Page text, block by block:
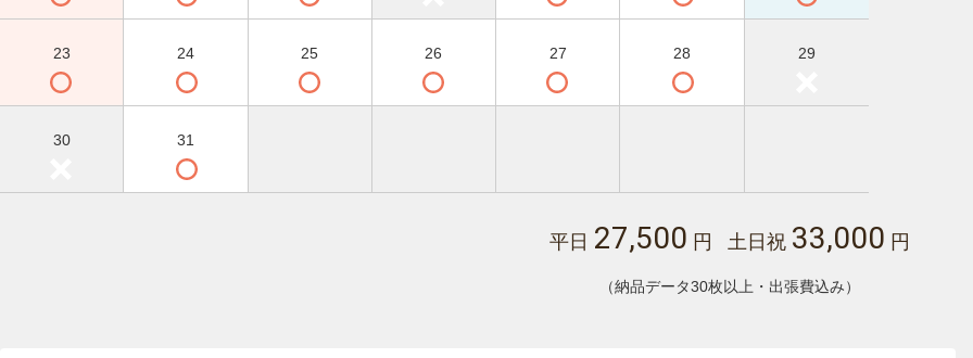
23 24 25 26 27 28 29
30 31
平日 27,500 円 土日祝 33,000 円
（納品データ30枚以上・出張費込み）